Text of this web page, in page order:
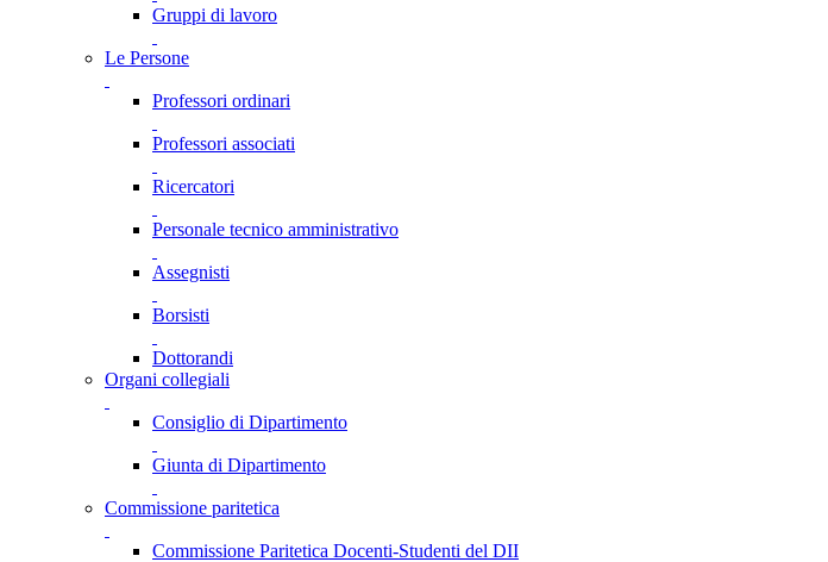
Gruppi di lavoro
Le Persone
Professori ordinari
Professori associati
Ricercatori
Personale tecnico amministrativo
Assegnisti
Borsisti
Dottorandi
Organi collegiali
Consiglio di Dipartimento
Giunta di Dipartimento
Commissione paritetica
Commissione Paritetica Docenti-Studenti del DII